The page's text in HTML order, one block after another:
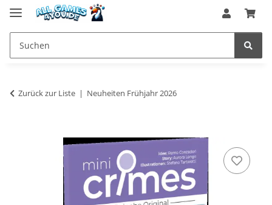
Zurück zur Liste Neuheiten Frühjahr 2026